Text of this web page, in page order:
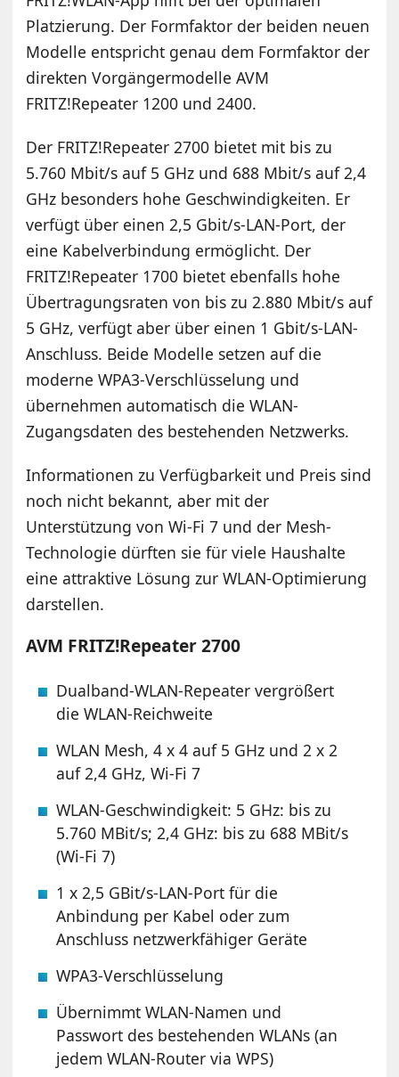
Platzierung. Der Formfaktor der beiden neuen
Modelle entspricht genau dem Formfaktor der
direkten Vorgängermodelle AVM
FRITZ!Repeater 1200 und 2400.
Der FRITZ!Repeater 2700 bietet mit bis zu
5.760 Mbit/s auf 5 GHz und 688 Mbit/s auf 2,4
GHz besonders hohe Geschwindigkeiten. Er
verfügt über einen 2,5 Gbit/s-LAN-Port, der
eine Kabelverbindung ermöglicht. Der
FRITZ!Repeater 1700 bietet ebenfalls hohe
Übertragungsraten von bis zu 2.880 Mbit/s auf
5 GHz, verfügt aber über einen 1 Gbit/s-LAN-
Anschluss. Beide Modelle setzen auf die
moderne WPA3-Verschlüsselung und
übernehmen automatisch die WLAN-
Zugangsdaten des bestehenden Netzwerks.
Informationen zu Verfügbarkeit und Preis sind
noch nicht bekannt, aber mit der
Unterstützung von Wi-Fi 7 und der Mesh-
Technologie dürften sie für viele Haushalte
eine attraktive Lösung zur WLAN-Optimierung
darstellen.
AVM FRITZ!Repeater 2700
Dualband-WLAN-Repeater vergrößert
die WLAN-Reichweite
WLAN Mesh, 4 x 4 auf 5 GHz und 2 x 2
auf 2,4 GHz, Wi-Fi 7
WLAN-Geschwindigkeit: 5 GHz: bis zu
5.760 MBit/s; 2,4 GHz: bis zu 688 MBit/s
(Wi-Fi 7)
1 x 2,5 GBit/s-LAN-Port für die
Anbindung per Kabel oder zum
Anschluss netzwerkfähiger Geräte
WPA3-Verschlüsselung
Übernimmt WLAN-Namen und
Passwort des bestehenden WLANs (an
jedem WLAN-Router via WPS)